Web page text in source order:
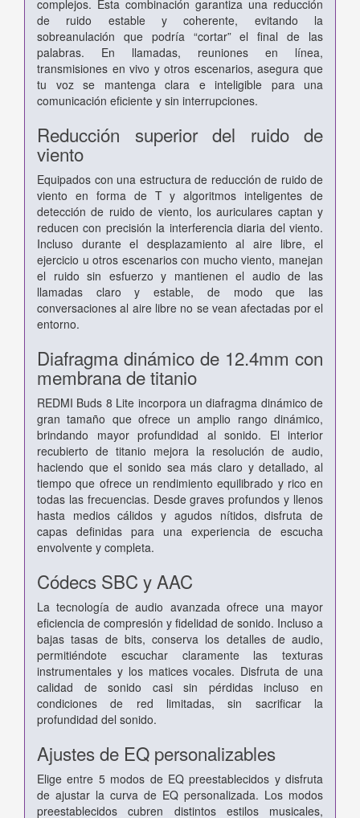
complejos. Esta combinación garantiza una reducción
de ruido estable y coherente, evitando la
sobreanulación que podría “cortar” el final de las
palabras. En llamadas, reuniones en línea,
transmisiones en vivo y otros escenarios, asegura que
tu voz se mantenga clara e inteligible para una
comunicación eficiente y sin interrupciones.
Reducción superior del ruido de
viento
Equipados con una estructura de reducción de ruido de
viento en forma de T y algoritmos inteligentes de
detección de ruido de viento, los auriculares captan y
reducen con precisión la interferencia diaria del viento.
Incluso durante el desplazamiento al aire libre, el
ejercicio u otros escenarios con mucho viento, manejan
el ruido sin esfuerzo y mantienen el audio de las
llamadas claro y estable, de modo que las
conversaciones al aire libre no se vean afectadas por el
entorno.
Diafragma dinámico de 12.4mm con
membrana de titanio
REDMI Buds 8 Lite incorpora un diafragma dinámico de
gran tamaño que ofrece un amplio rango dinámico,
brindando mayor profundidad al sonido. El interior
recubierto de titanio mejora la resolución de audio,
haciendo que el sonido sea más claro y detallado, al
tiempo que ofrece un rendimiento equilibrado y rico en
todas las frecuencias. Desde graves profundos y llenos
hasta medios cálidos y agudos nítidos, disfruta de
capas definidas para una experiencia de escucha
envolvente y completa.
Códecs SBC y AAC
La tecnología de audio avanzada ofrece una mayor
eficiencia de compresión y fidelidad de sonido. Incluso a
bajas tasas de bits, conserva los detalles de audio,
permitiéndote escuchar claramente las texturas
instrumentales y los matices vocales. Disfruta de una
calidad de sonido casi sin pérdidas incluso en
condiciones de red limitadas, sin sacrificar la
profundidad del sonido.
Ajustes de EQ personalizables
Elige entre 5 modos de EQ preestablecidos y disfruta
de ajustar la curva de EQ personalizada. Los modos
preestablecidos cubren distintos estilos musicales,